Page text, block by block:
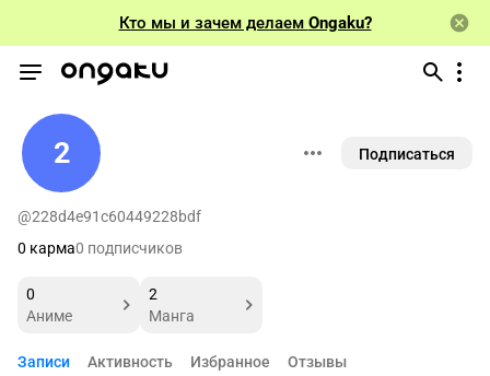
Кто мы и зачем делаем Ongaku?
2 Подписаться
@228d4e91c60449228bdf
0 карма0 подписчиков
0
Аниме
2
Манга
Записи Активность Избранное Отзывы